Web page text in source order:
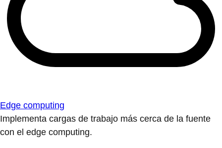
Edge computing
Implementa cargas de trabajo más cerca de la fuente
con el edge computing.